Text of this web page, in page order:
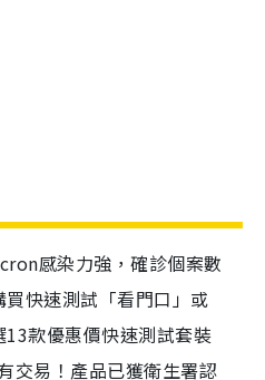
感染力強，確診個案數
快速測試「看門口」或
款優惠價快速測試套裝
交易！產品已獲衛生署認